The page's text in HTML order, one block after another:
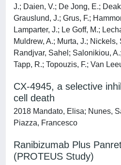
J.; Daien, V.; De Jong, E.;
Grauslund, J.; Grus, F.;
Lamparter, J.; Le Goff, M.;
Muldrew, A.; Murta, J.;
Randjvar, Sahel; Salonikiou,
Tapp, R.; Topouzis, F.; Van
CX-4945, a selective
cell death
2018 Mandato, Elisa; Nunes,
Piazza, Francesco
Ranibizumab Plus
(PROTEUS Study)